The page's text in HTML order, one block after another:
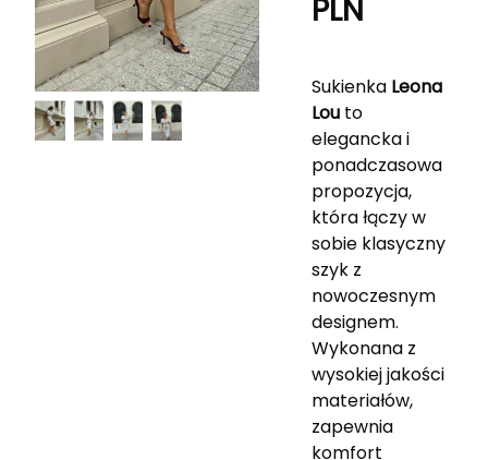
PLN
Sukienka Leona
Lou to
elegancka i
ponadczasowa
propozycja,
która łączy w
sobie klasyczny
szyk z
nowoczesnym
designem.
Wykonana z
wysokiej jakości
materiałów,
zapewnia
komfort